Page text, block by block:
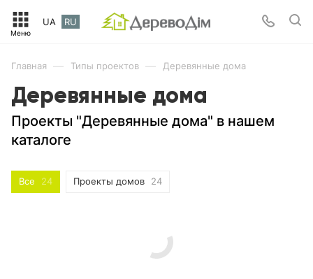
UA RU
Главная — Типы проектов — Деревянные дома
Деревянные дома
Проекты "Деревянные дома" в нашем
каталоге
Все 24 Проекты домов 24